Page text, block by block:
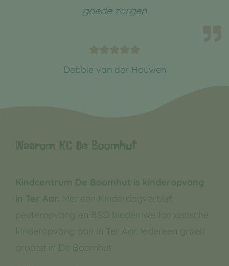
goede zorgen
Debbie van der Houwen
Waarom KC De Boomhut
Kindcentrum De Boomhut is kinderopvang
in Ter Aar. Met een Kinderdagverblijf,
peuteropvang en BSO bieden we fantastische
kinderopvang aan in Ter Aar. Iedereen groeit
grootst in De Boomhut